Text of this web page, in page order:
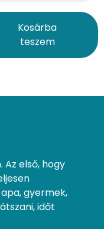
Kosárba
teszem
első, hogy
gyermek,
időt